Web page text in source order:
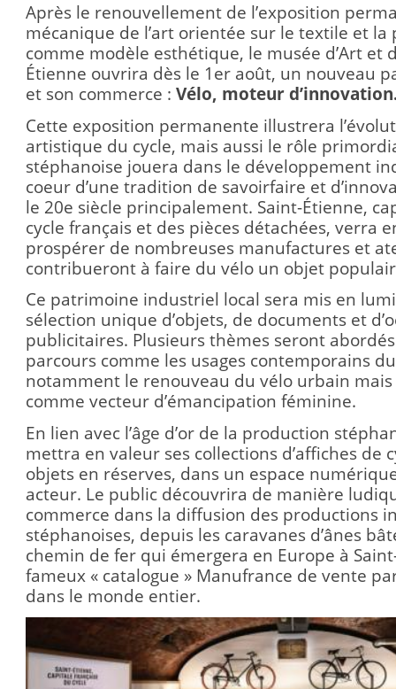
Après le renouvellement de l’exposition
mécanique de l’art orientée sur le textile et la
comme modèle esthétique, le musée d’Art et
Étienne ouvrira dès le 1er août, un nouveau
et son commerce :Vélo, moteur
Cette exposition permanente illustrera
artistique du cycle, mais aussi le rôle
stéphanoise jouera dans le développement
coeur d’une tradition de savoirfaire et
le 20e siècle principalement. Saint-Étienne,
cycle français et des pièces détachées, verra
prospérer de nombreuses manufactures et
contribueront à faire du vélo un objet
Ce patrimoine industriel local sera mis en
sélection unique d’objets, de documents et
publicitaires. Plusieurs thèmes seront
parcours comme les usages contemporains
notamment le renouveau du vélo urbain
comme vecteur d’émancipation féminine.
En lien avec l’âge d’or de la production
mettra en valeur ses collections d’affiches de
objets en réserves, dans un espace
acteur. Le public découvrira de manière
commerce dans la diffusion des productions
stéphanoises, depuis les caravanes d’ânes
chemin de fer qui émergera en Europe à
fameux « catalogue » Manufrance de vente
dans le monde entier.